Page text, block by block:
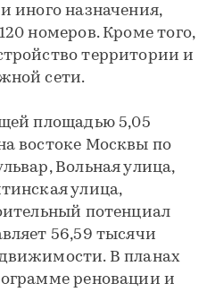
иного назначения,
номеров. Кроме того,
территории и
сети.
площадью 5,05
востоке Москвы по
Вольная улица,
улица,
потенциал
56,59 тысячи
В планах
реновации и